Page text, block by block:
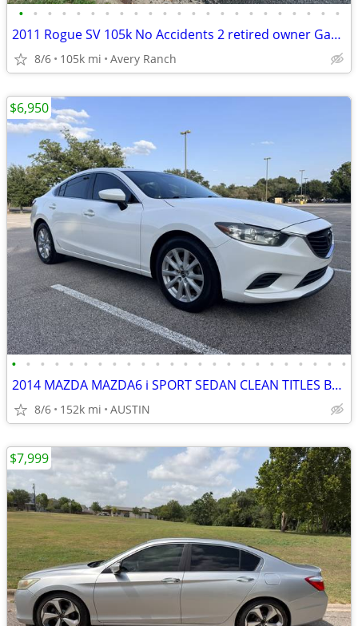
• • • • • • • • • • • • • • • • • • • • • • •
2011 Rogue SV 105k No Accidents 2 retired owner Garaged As New
8/6 105k mi Avery Ranch
• • • • • • • • • • • • • • • • • • • • • • • •
2014 MAZDA MAZDA6 i SPORT SEDAN CLEAN TITLES BACKUP CAM NO ACCIDENTS
8/6 152k mi AUSTIN
$6,950
$7,999